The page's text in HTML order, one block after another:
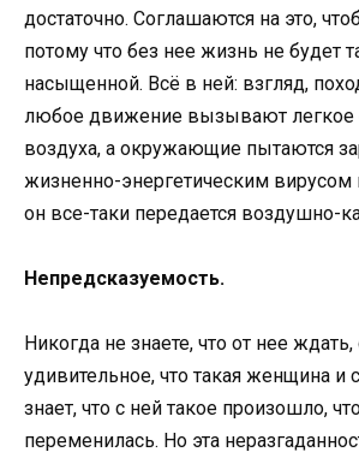
достаточно. Соглашаются на это,
потому что без нее жизнь не будет
насыщенной. Всё в ней: взгляд,
любое движение вызывают легкое
воздуха, а окружающие пытаются
жизненно-энергетическим вирусом
он все-таки передается воздушно-
Непредсказуемость.
Никогда не знаете, что от нее
удивительное, что такая женщина и
знает, что с ней такое произошло,
переменилась. Но эта